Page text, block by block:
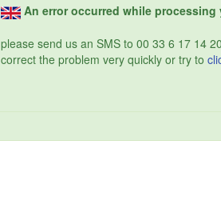
An error occurred while processing
please send us an SMS to 00 33 6 17 14
correct the problem very quickly or try to